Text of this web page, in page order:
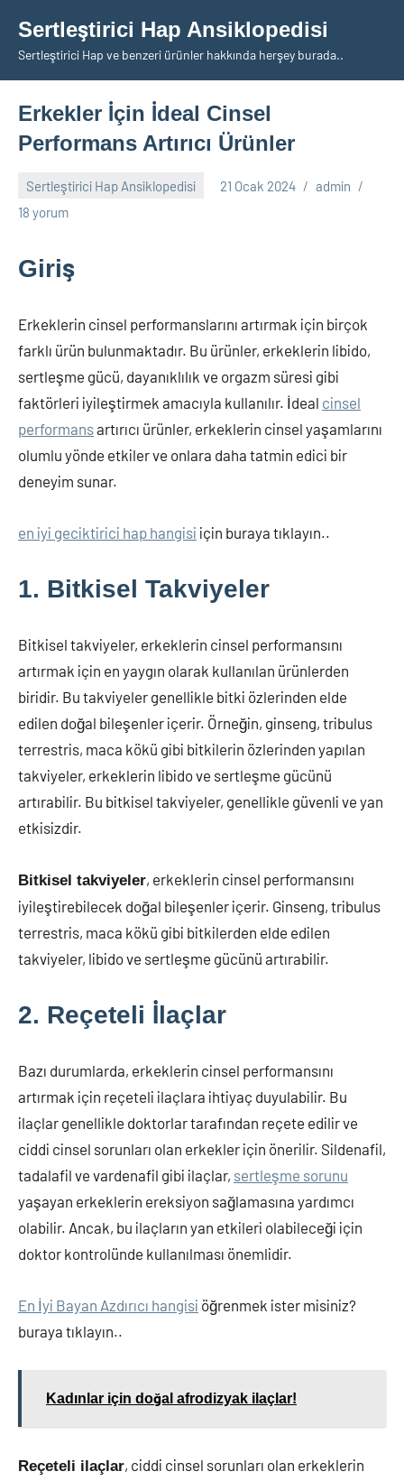
geçSertleştirici Hap Ansiklopedisi
Sertleştirici Hap ve benzeri ürünler hakkında herşey burada..
Erkekler İçin İdeal Cinsel
Performans Artırıcı Ürünler
Sertleştirici Hap Ansiklopedisi 21 Ocak 2024
admin
18 yorum
Giriş
Erkeklerin cinsel performanslarını artırmak için birçok
farklı ürün bulunmaktadır. Bu ürünler, erkeklerin libido,
sertleşme gücü, dayanıklılık ve orgazm süresi gibi
faktörleri iyileştirmek amacıyla kullanılır. İdeal cinsel
performansartırıcı ürünler, erkeklerin cinsel yaşamlarını
olumlu yönde etkiler ve onlara daha tatmin edici bir
deneyim sunar.
en iyi geciktirici hap hangisi için buraya tıklayın..
1. Bitkisel Takviyeler
Bitkisel takviyeler, erkeklerin cinsel performansını
artırmak için en yaygın olarak kullanılan ürünlerden
biridir. Bu takviyeler genellikle bitki özlerinden elde
edilen doğal bileşenler içerir. Örneğin, ginseng, tribulus
terrestris, maca kökü gibi bitkilerin özlerinden yapılan
takviyeler, erkeklerin libido ve sertleşme gücünü
artırabilir. Bu bitkisel takviyeler, genellikle güvenli ve yan
etkisizdir.
Bitkisel takviyeler, erkeklerin cinsel performansını
iyileştirebilecek doğal bileşenler içerir. Ginseng, tribulus
terrestris, maca kökü gibi bitkilerden elde edilen
takviyeler, libido ve sertleşme gücünü artırabilir.
2. Reçeteli İlaçlar
Bazı durumlarda, erkeklerin cinsel performansını
artırmak için reçeteli ilaçlara ihtiyaç duyulabilir. Bu
ilaçlar genellikle doktorlar tarafından reçete edilir ve
ciddi cinsel sorunları olan erkekler için önerilir. Sildenafil,
tadalafil ve vardenafil gibi ilaçlar, sertleşme sorunu
yaşayan erkeklerin ereksiyon sağlamasına yardımcı
olabilir. Ancak, bu ilaçların yan etkileri olabileceği için
doktor kontrolünde kullanılması önemlidir.
En İyi Bayan Azdırıcı hangisi öğrenmek ister misiniz?
buraya tıklayın..
Kadınlar için doğal afrodizyak ilaçlar!
Reçeteli ilaçlar, ciddi cinsel sorunları olan erkeklerin